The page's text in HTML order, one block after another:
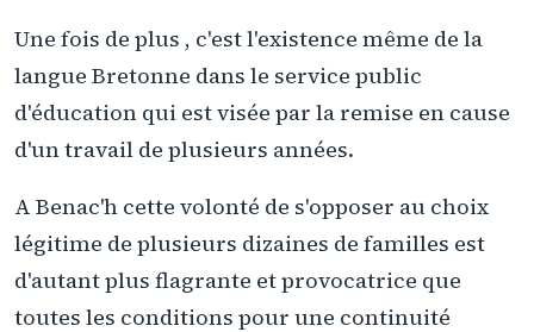
Une fois de plus , c'est l'existence même de la
langue Bretonne dans le service public
d'éducation qui est visée par la remise en cause
d'un travail de plusieurs années.
A Benac'h cette volonté de s'opposer au choix
légitime de plusieurs dizaines de familles est
d'autant plus flagrante et provocatrice que
toutes les conditions pour une continuité